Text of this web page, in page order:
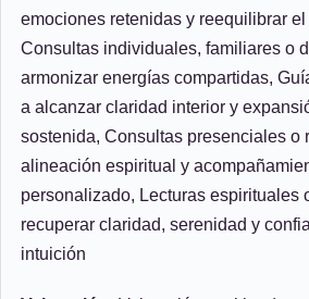
emociones retenidas y reequilibrar
Consultas individuales, familiares o
armonizar energías compartidas,
a alcanzar claridad interior y
sostenida, Consultas presenciales o
alineación espiritual y
personalizado, Lecturas espirituales
recuperar claridad, serenidad y
intuición